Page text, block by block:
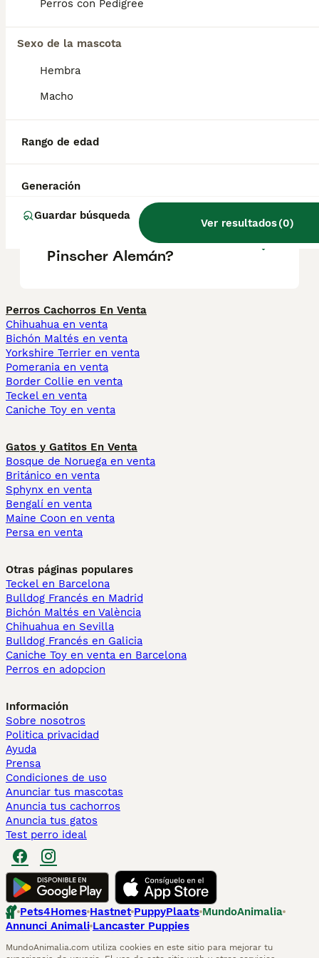
Perros con Pedigree
Sexo de la mascota
Hembra
Macho
Rango de edad
Generación
Guardar búsqueda
Ver resultados(0)
carácter es fuerte y son muy inteligentes.
¿Cuánto cuesta un pinscher
buenos perros?
¿Qué tamaño tiene un
Pinscher Alemán?
Perros Cachorros En Venta
Chihuahua en venta
Bichón Maltés en venta
Yorkshire Terrier en venta
Pomerania en venta
Border Collie en venta
Teckel en venta
Caniche Toy en venta
Gatos y Gatitos En Venta
Bosque de Noruega en venta
Británico en venta
Sphynx en venta
Bengalí en venta
Maine Coon en venta
Persa en venta
Otras páginas populares
Teckel en Barcelona
Bulldog Francés en Madrid
Bichón Maltés en València
Chihuahua en Sevilla
Bulldog Francés en Galicia
Caniche Toy en venta en Barcelona
Perros en adopcion
Información
Sobre nosotros
Politica privacidad
Ayuda
Prensa
Condiciones de uso
Anunciar tus mascotas
Anuncia tus cachorros
Anuncia tus gatos
Test perro ideal
Pets4Homes Hastnet PuppyPlaats MundoAnimalia
Annunci Animali Lancaster Puppies
MundoAnimalia.com utiliza cookies en este sitio para mejorar tu